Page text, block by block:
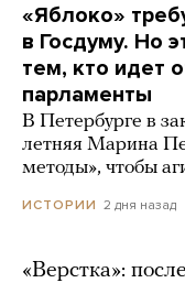
«Яблоко»
в Госдуму. Но
тем, кто идет
парламенты
В Петербурге в
летняя Марина
методы», чтобы
ИСТОРИИ 2 дня назад
«Верстка»: